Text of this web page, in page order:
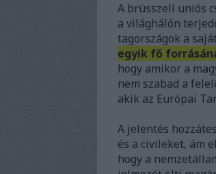
A brüsszeli uniós
a világhálón
tagországok a
egyik fő
hogy amikor a
nem szabad a
akik az Európai
A jelentés
és a civileket, ám
hogy a